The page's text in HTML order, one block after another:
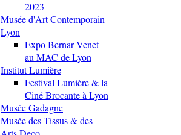
2023
Musée d'Art Contemporain
Lyon
Expo Bernar Venet
au MAC de Lyon
Institut Lumière
Festival Lumière & la
Ciné Brocante à Lyon
Musée Gadagne
Musée des Tissus & des